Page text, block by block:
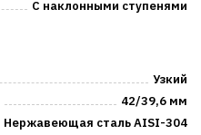
С наклонными ступенями
Узкий
42/39,6 мм
Нержавеющая сталь AISI-304